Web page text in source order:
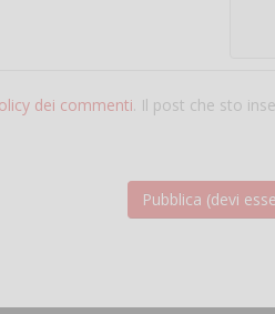
dei commenti. Il post che sto